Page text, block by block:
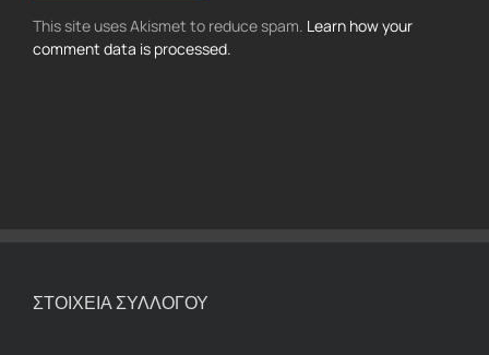
This site uses Akismet to reduce spam. Learn how your
comment data is processed.
ΣΤΟΙΧΕΙΑ ΣΥΛΛΟΓΟΥ